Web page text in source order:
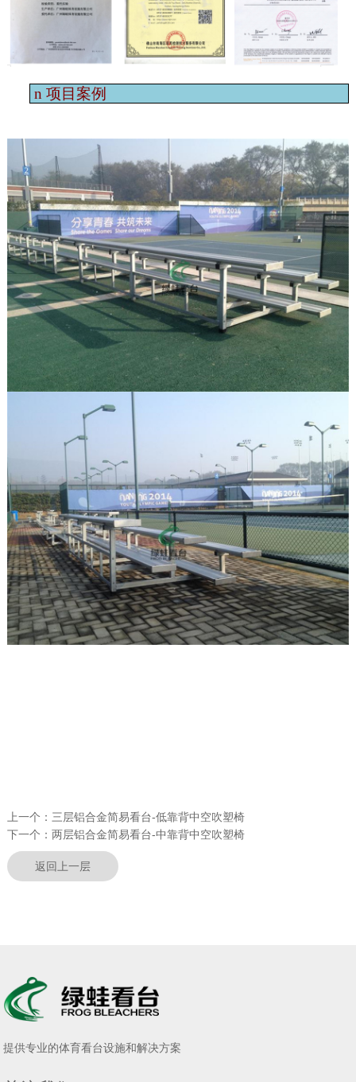
n 项目案例
上一个： 三层铝合金简易看台-低靠背中空吹塑椅
下一个： 两层铝合金简易看台-中靠背中空吹塑椅
返回上一层
提供专业的体育看台设施和解决方案